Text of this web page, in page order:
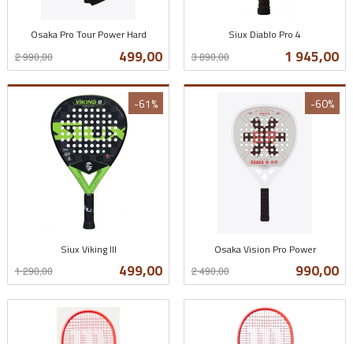
Osaka Pro Tour Power Hard
Tilbud
499,00
2 990,00
mva.
Siux Diablo Pro 4
Tilbud
1 945,00
3 890,00
mva.
Siux Viking III
Tilbud
499,00
1 290,00
-61%
mva.
Osaka Vision Pro Power
Tilbud
990,00
2 490,00
-60%
mva.